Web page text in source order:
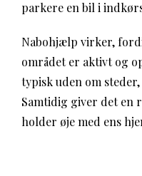
parkere en bil i
Nabohjælp virker,
området er aktivt og
typisk uden om
Samtidig giver det en
holder øje med ens